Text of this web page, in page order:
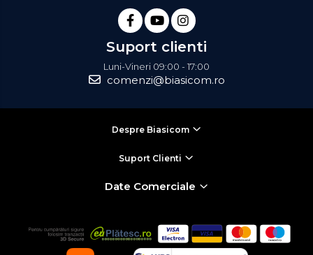
Suport clienti
Luni-Vineri 09:00 - 17:00
comenzi@biasicom.ro
Despre Biasicom
Suport Clienti
Date Comerciale